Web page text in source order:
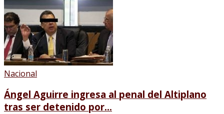
Nacional
Ángel Aguirre ingresa al penal del Altiplano
tras ser detenido por...